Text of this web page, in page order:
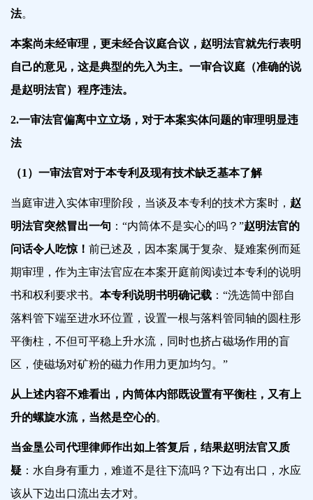
法。
本案尚未经审理，更未经合议庭合议，赵明法官就先行表明
自己的意见，这是典型的先入为主。一审合议庭（准确的说
是赵明法官）程序违法。
2.一审法官偏离中立立场，对于本案实体问题的审理明显违
法
（1）一审法官对于本专利及现有技术缺乏基本了解
当庭审进入实体审理阶段，当谈及本专利的技术方案时， 赵
明法官突然冒出一句 ： “内筒体不是实心的吗？”赵明法官的
问话令人吃惊！ 前已述及，因本案属于复杂、疑难案例而延
期审理，作为主审法官应在本案开庭前阅读过本专利的说明
书和权利要求书。 本专利说明书明确记载 ：“洗选筒中部自
落料管下端至进水环位置，设置一根与落料管同轴的圆柱形
平衡柱，不但可平稳上升水流，同时也挤占磁场作用的盲
区，使磁场对矿粉的磁力作用力更加均匀。”
从上述内容不难看出，内筒体内部既设置有平衡柱，又有上
升的螺旋水流，当然是空心的。
当金垦公司代理律师作出如上答复后，结果赵明法官又质
疑 ： 水自身有重力，难道不是往下流吗？下边有出口，水应
该从下边出口流出去才对。